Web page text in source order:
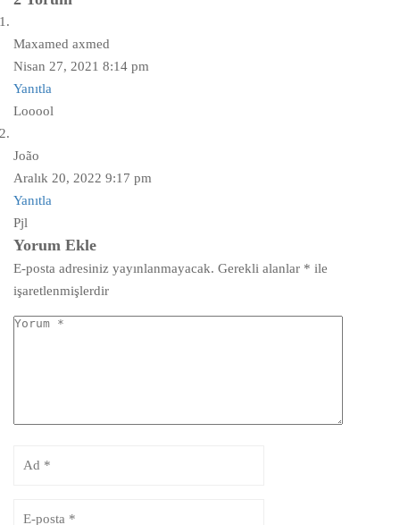
Maxamed axmed
Nisan 27, 2021 8:14 pm
Yanıtla
Looool
João
Aralık 20, 2022 9:17 pm
Yanıtla
Pjl
Yorum Ekle
E-posta adresiniz yayınlanmayacak. Gerekli alanlar * ile
işaretlenmişlerdir